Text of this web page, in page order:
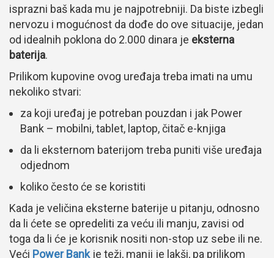
isprazni baš kada mu je najpotrebniji. Da biste izbegli
nervozu i mogućnost da dođe do ove situacije, jedan
od idealnih poklona do 2.000 dinara je eksterna
baterija.
Prilikom kupovine ovog uređaja treba imati na umu
nekoliko stvari:
za koji uređaj je potreban pouzdan i jak Power
Bank – mobilni, tablet, laptop, čitač e-knjiga
da li eksternom baterijom treba puniti više uređaja
odjednom
koliko često će se koristiti
Kada je veličina eksterne baterije u pitanju, odnosno
da li ćete se opredeliti za veću ili manju, zavisi od
toga da li će je korisnik nositi non-stop uz sebe ili ne.
Veći Power Bank je teži, manji je lakši, pa prilikom